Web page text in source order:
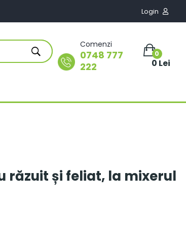
Login 
0
0 Lei
Comenzi
0748 777
222
răzuit și feliat, la mixerul